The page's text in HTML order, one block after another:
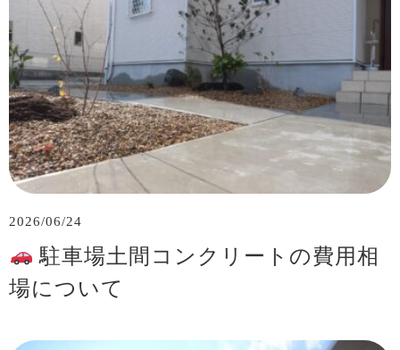
2026/06/24
駐車場土間コンクリートの費用相
場について